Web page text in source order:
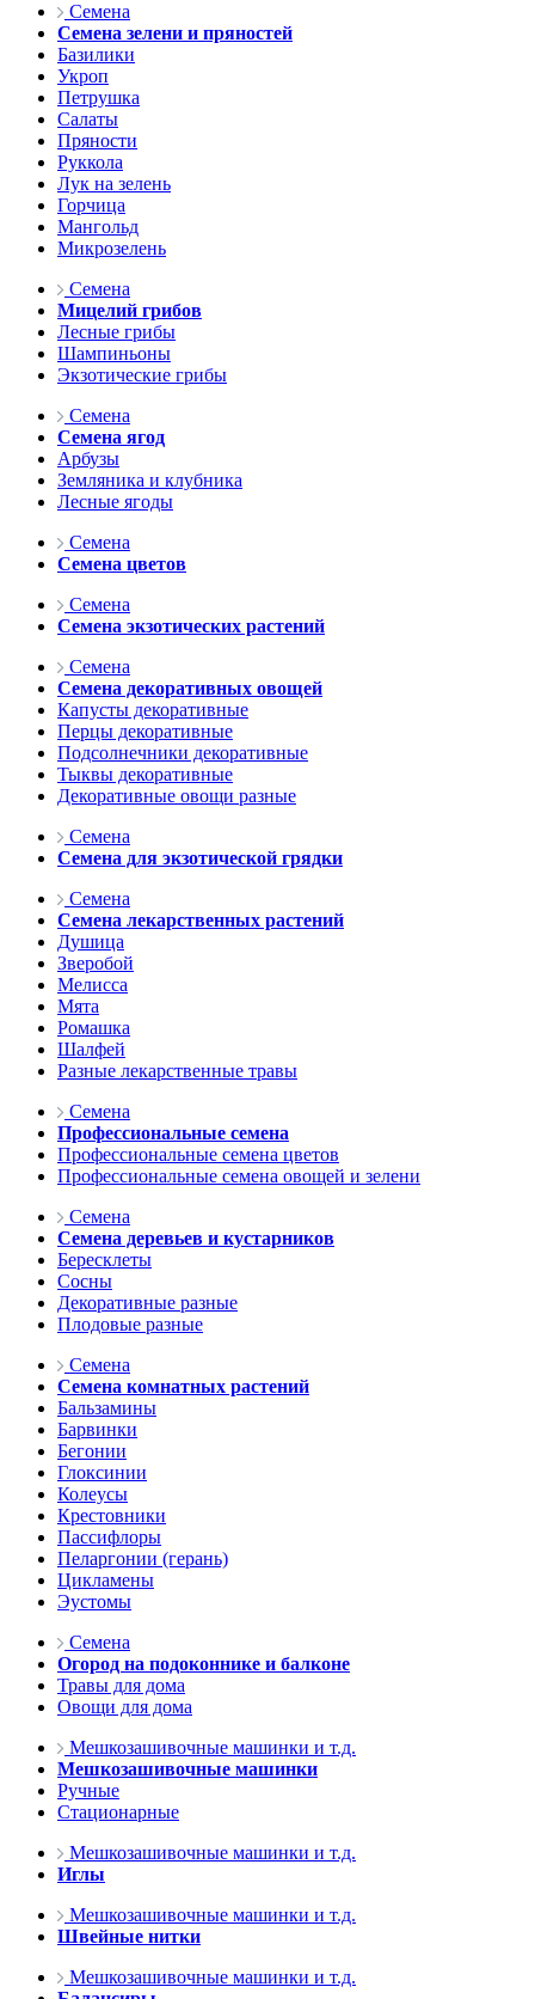
Семена
Семена зелени и пряностей
Базилики
Укроп
Петрушка
Салаты
Пряности
Руккола
Лук на зелень
Горчица
Мангольд
Микрозелень
Семена
Мицелий грибов
Лесные грибы
Шампиньоны
Экзотические грибы
Семена
Семена ягод
Арбузы
Земляника и клубника
Лесные ягоды
Семена
Семена цветов
Семена
Семена экзотических растений
Семена
Семена декоративных овощей
Капусты декоративные
Перцы декоративные
Подсолнечники декоративные
Тыквы декоративные
Декоративные овощи разные
Семена
Семена для экзотической грядки
Семена
Семена лекарственных растений
Душица
Зверобой
Мелисса
Мята
Ромашка
Шалфей
Разные лекарственные травы
Семена
Профессиональные семена
Профессиональные семена цветов
Профессиональные семена овощей и зелени
Семена
Семена деревьев и кустарников
Бересклеты
Сосны
Декоративные разные
Плодовые разные
Семена
Семена комнатных растений
Бальзамины
Барвинки
Бегонии
Глоксинии
Колеусы
Крестовники
Пассифлоры
Пеларгонии (герань)
Цикламены
Эустомы
Семена
Огород на подоконнике и балконе
Травы для дома
Овощи для дома
Мешкозашивочные машинки и т.д.
Мешкозашивочные машинки
Ручные
Стационарные
Мешкозашивочные машинки и т.д.
Иглы
Мешкозашивочные машинки и т.д.
Швейные нитки
Мешкозашивочные машинки и т.д.